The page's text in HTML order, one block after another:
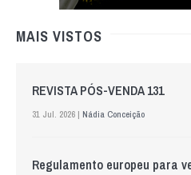
MAIS VISTOS
REVISTA PÓS-VENDA 131
31 Jul. 2026 | Nádia Conceição
Regulamento europeu para